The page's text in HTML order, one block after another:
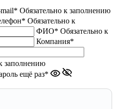
Обязательно к заполнению
Обязательно к
ФИО* Обязательно к
Компания*
заполнению
ещё раз*